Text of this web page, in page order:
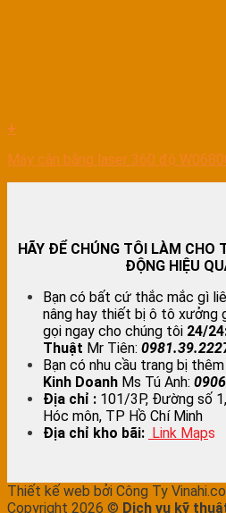
+
Máy cân bằng laser 360 độ
HÃY ĐỂ CHÚNG TÔI LÀM CHO
ĐỘNG HIỆU
Bạn có bất cứ thắc mắc gì
nâng hay thiết bị ô tô xưởng
gọi ngay cho chúng tôi 24/
Thuật Mr Tiên:
Bạn có nhu cầu trang bị
Kinh Doanh Ms Tú Anh:
Địa chỉ : 101/3P, Đường số
Hóc môn, TP Hồ Chí Minh
Địa chỉ kho bãi: Link Maps
Thiết kế web bởi Công Ty
Copyright 2026 © Dịch vụ kỹ